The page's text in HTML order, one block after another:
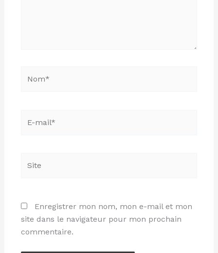
mail*
Enregistrer mon nom, mon e-mail et mon
site dans le navigateur pour mon prochain
commentaire.